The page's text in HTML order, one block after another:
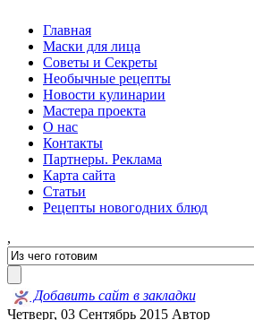
Главная
Маски для лица
Советы и Секреты
Необычные рецепты
Новости кулинарии
Мастера проекта
О нас
Контакты
Партнеры. Реклама
Карта сайта
Статьи
Рецепты новогодних блюд
,
Добавить сайт в закладки
Четверг, 03 Сентябрь 2015 Автор